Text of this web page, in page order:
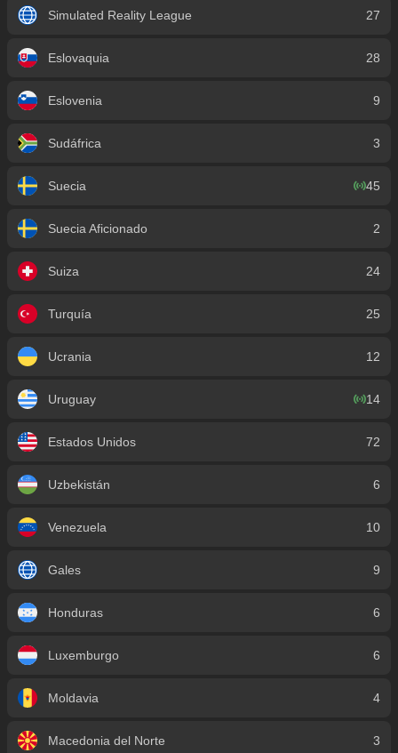
Simulated Reality League 27
Eslovaquia 28
Eslovenia 9
Sudáfrica 3
Suecia 45
Suecia Aficionado 2
Suiza 24
Turquía 25
Ucrania 12
Uruguay 14
Estados Unidos 72
Uzbekistán 6
Venezuela 10
Gales 9
Honduras 6
Luxemburgo 6
Moldavia 4
Macedonia del Norte 3